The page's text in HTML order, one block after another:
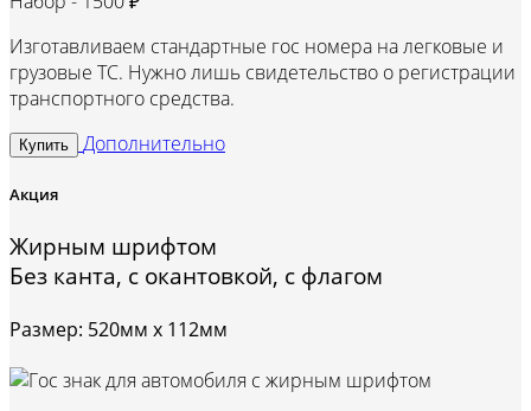
Изготавливаем стандартные гос номера на легковые и
грузовые ТС. Нужно лишь свидетельство о регистрации
транспортного средства.
Купить Дополнительно
Акция
Жирным шрифтом
Без канта, с окантовкой, с флагом
Размер: 520мм х 112мм